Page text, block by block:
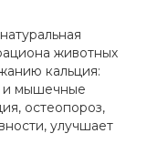
животных
кальция:
и мышечные
остеопороз,
улучшает